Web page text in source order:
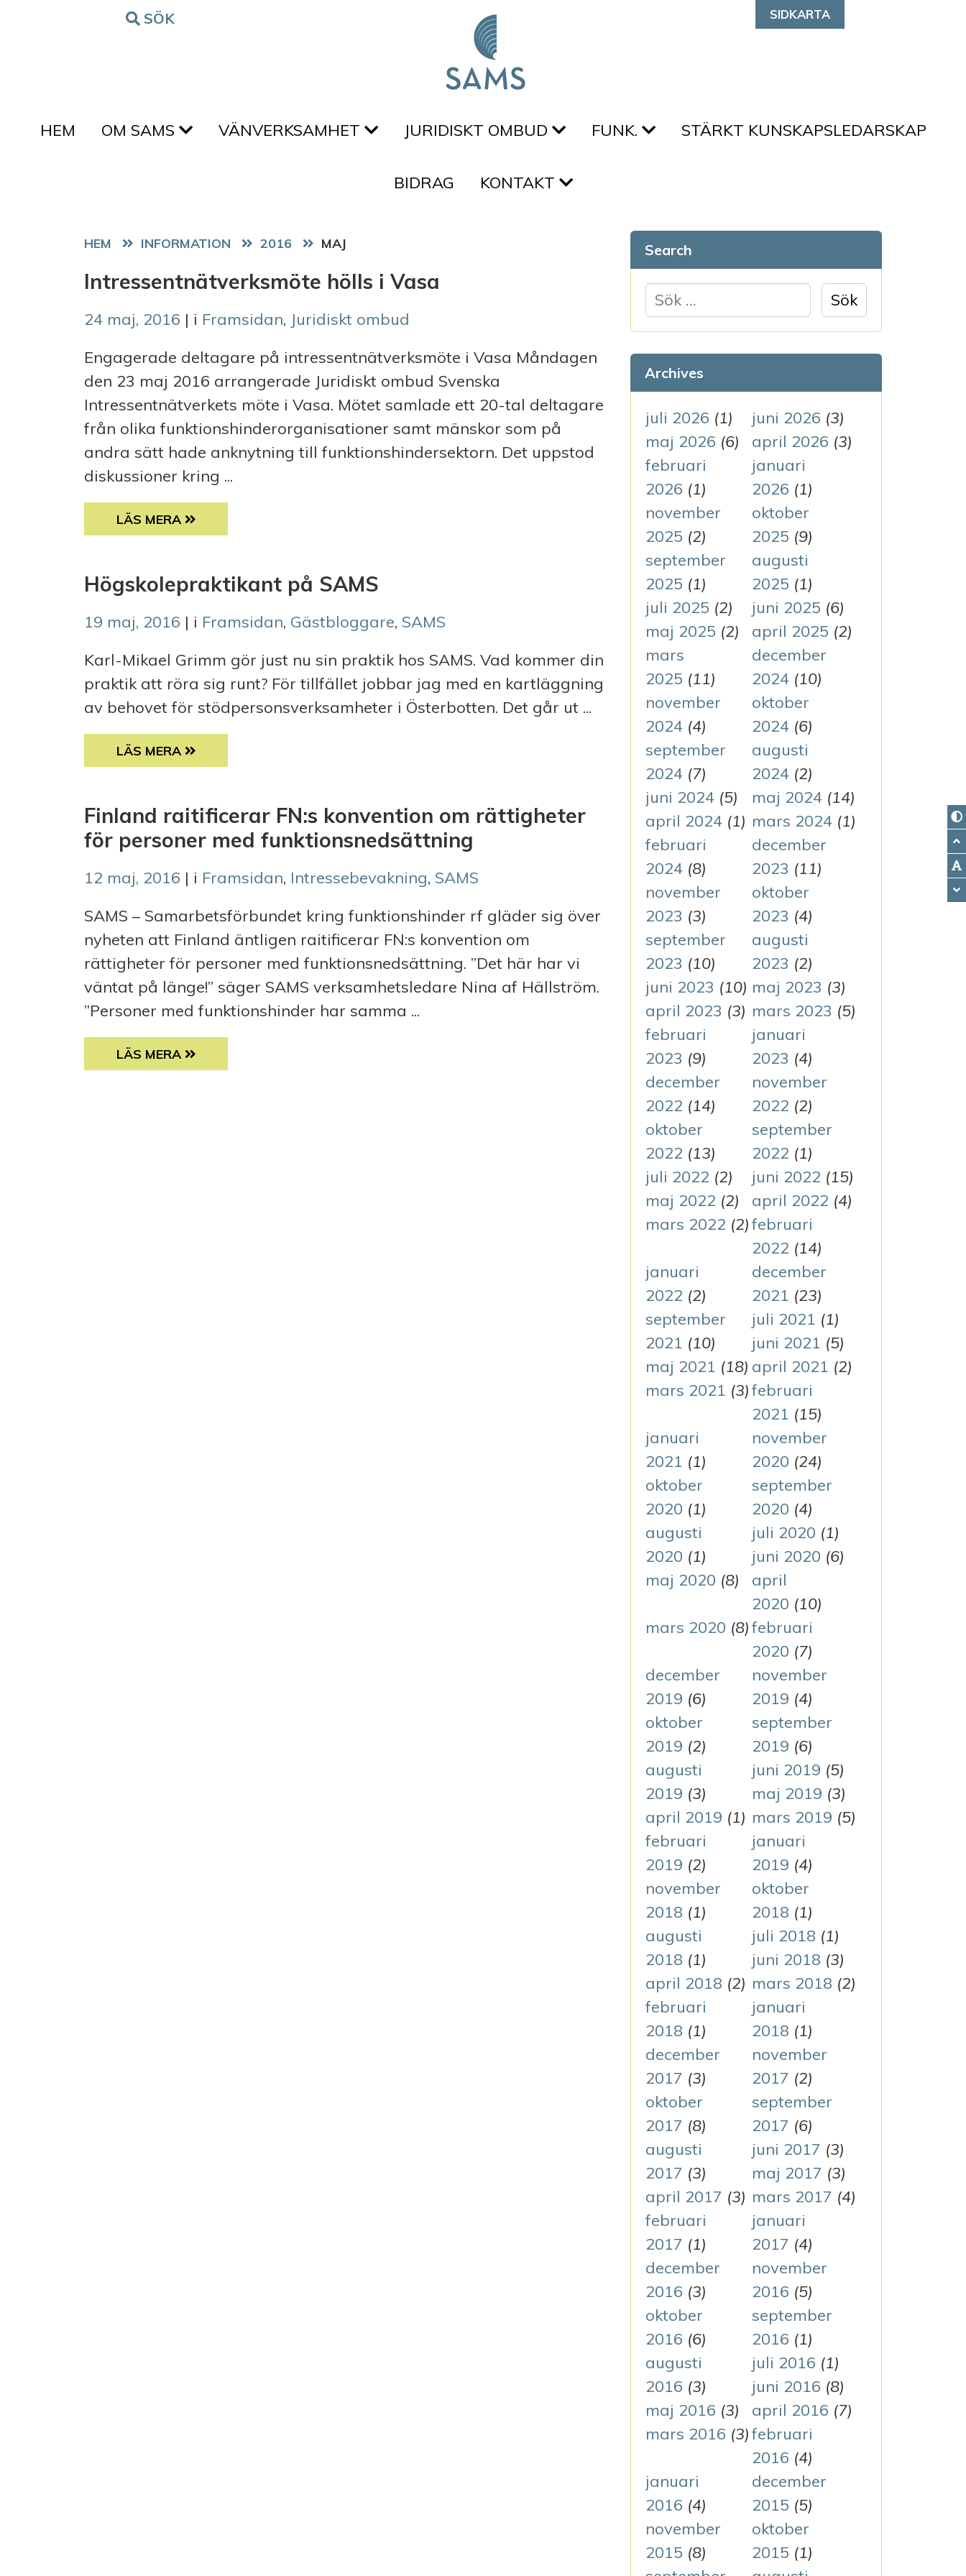
Hoppa till innehålletSÖK SIDKARTA
HEM OM SAMS VÄNVERKSAMHET JURIDISKT OMBUD FUNK. STÄRKT KUNSKAPSLEDARSKAP
BIDRAG KONTAKT
HEM 2016 MAJ
Intressentnätverksmöte hölls i Vasa
24 maj, 2016 | i Framsidan, Juridiskt ombud
Engagerade deltagare på intressentnätverksmöte i Vasa Måndagen
den 23 maj 2016 arrangerade Juridiskt ombud Svenska
Intressentnätverkets möte i Vasa. Mötet samlade ett 20-tal deltagare
från olika funktionshinderorganisationer samt mänskor som på
andra sätt hade anknytning till funktionshindersektorn. Det uppstod
diskussioner kring ...
INTRESSENTNÄTVERKSMÖTE HÖLLS I VASA
LÄS MERA
Högskolepraktikant på SAMS
19 maj, 2016 | i Framsidan, Gästbloggare, SAMS
Karl-Mikael Grimm gör just nu sin praktik hos SAMS. Vad kommer din
praktik att röra sig runt? För tillfället jobbar jag med en kartläggning
av behovet för stödpersonsverksamheter i Österbotten. Det går ut ...
HÖGSKOLEPRAKTIKANT PÅ SAMS
LÄS MERA
Finland raitificerar FN:s konvention om rättigheter
för personer med funktionsnedsättning
12 maj, 2016 | i Framsidan, Intressebevakning, SAMS
SAMS – Samarbetsförbundet kring funktionshinder rf gläder sig över
nyheten att Finland äntligen raitificerar FN:s konvention om
rättigheter för personer med funktionsnedsättning. ”Det här har vi
väntat på länge!” säger SAMS verksamhetsledare Nina af Hällström.
”Personer med funktionshinder har samma ...
FINLAND RAITIFICERAR FN:S KONVENTION OM RÄTTIGHETER FÖR PERSONER MED FUNKTIONSNEDSÄTTNING
LÄS MERA
Search
ö
e
f
t
e
r
:
Archives
juli 2026 (1) juni 2026 (3)
maj 2026 (6) april 2026 (3)
februari
2026 (1)
januari
2026 (1)
november
2025 (2)
oktober
2025 (9)
september
2025 (1)
augusti
2025 (1)
juli 2025 (2) juni 2025 (6)
maj 2025 (2) april 2025 (2)
mars
2025 (11)
december
2024(10)
november
2024 (4)
oktober
2024(6)
september
2024 (7)
augusti
2024(2)
juni 2024 (5) maj 2024(14)
april 2024 (1) mars 2024(1)
februari
2024 (8)
december
2023 (11)
november
2023 (3)
oktober
2023 (4)
september
2023 (10)
augusti
2023 (2)
juni 2023 (10) maj 2023 (3)
april 2023 (3) mars 2023 (5)
februari
2023 (9)
januari
2023 (4)
december
2022 (14)
november
2022 (2)
oktober
2022 (13)
september
2022 (1)
juli 2022 (2) juni 2022 (15)
maj 2022 (2) april 2022 (4)
mars 2022 (2)februari
2022 (14)
januari
2022 (2)
december
2021 (23)
september
2021 (10)
juli 2021 (1)
juni 2021 (5)
maj 2021 (18) april 2021 (2)
mars 2021 (3)februari
2021 (15)
januari
2021 (1)
november
2020 (24)
oktober
2020 (1)
september
2020 (4)
augusti
2020 (1)
juli 2020 (1)
juni 2020 (6)
maj 2020 (8)
april
2020 (10)
mars 2020 (8)februari
2020 (7)
december
2019 (6)
november
2019 (4)
oktober
2019 (2)
september
2019 (6)
augusti
2019 (3)
juni 2019 (5)
maj 2019 (3)
april 2019 (1) mars 2019 (5)
februari
2019 (2)
januari
2019 (4)
november
2018 (1)
oktober
2018 (1)
augusti
2018 (1)
juli 2018 (1)
juni 2018 (3)
april 2018 (2) mars 2018 (2)
februari
2018 (1)
januari
2018 (1)
december
2017 (3)
november
2017 (2)
oktober
2017 (8)
september
2017 (6)
augusti
2017 (3)
juni 2017 (3)
maj 2017 (3)
april 2017 (3) mars 2017 (4)
februari
2017 (1)
januari
2017 (4)
december
2016 (3)
november
2016 (5)
oktober
2016 (6)
september
2016 (1)
augusti
2016 (3)
juli 2016 (1)
juni 2016 (8)
maj 2016 (3) april 2016 (7)
mars 2016 (3)februari
2016 (4)
januari
2016 (4)
december
2015 (5)
november
2015 (8)
oktober
2015 (1)